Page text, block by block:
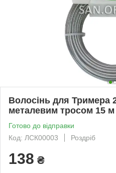
Волосінь для Тримера
металевим тросом 15 м
Готово до відправки
Код: ЛСК00003
Роздріб
138 ₴